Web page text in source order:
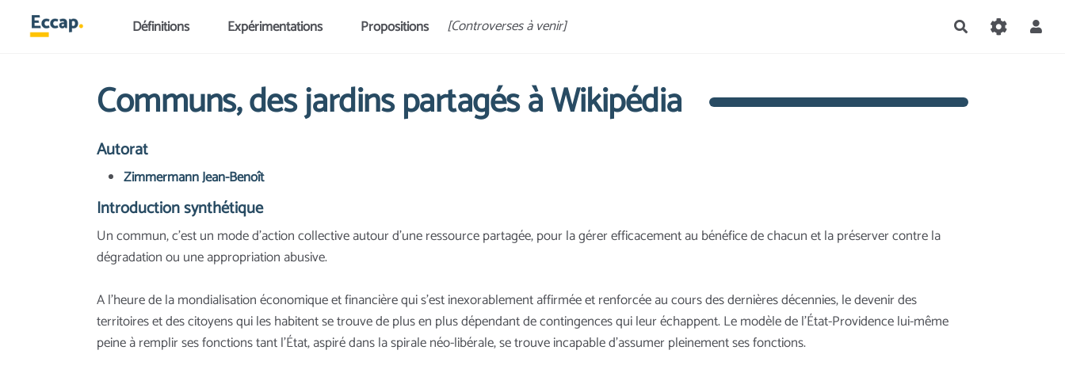
Aller au contenu principalDéfinitions Expérimentations Propositions [Controverses à venir] Rechercher
Communs, des jardins partagés à Wikipédia
Autorat
Zimmermann Jean-Benoît
Introduction synthétique
Un commun, c’est un mode d’action collective autour d’une ressource partagée, pour la gérer efficacement au bénéfice de chacun et la préserver contre la
dégradation ou une appropriation abusive.
A l’heure de la mondialisation économique et financière qui s’est inexorablement affirmée et renforcée au cours des dernières décennies, le devenir des
territoires et des citoyens qui les habitent se trouve de plus en plus dépendant de contingences qui leur échappent. Le modèle de l’État-Providence lui-même
peine à remplir ses fonctions tant l’État, aspiré dans la spirale néo-libérale, se trouve incapable d’assumer pleinement ses fonctions.